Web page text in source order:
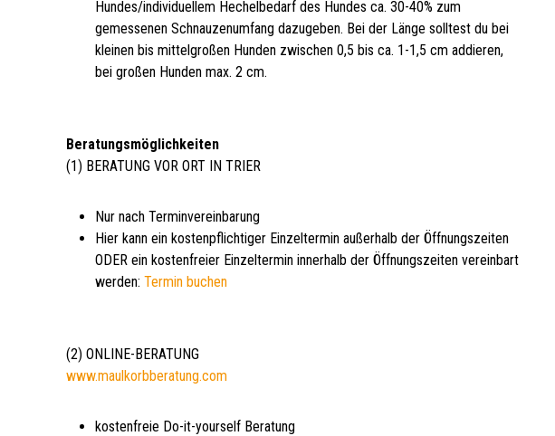
Hundes/individuellem Hechelbedarf des Hundes ca. 30-40% zum
gemessenen Schnauzenumfang dazugeben. Bei der Länge solltest du bei
kleinen bis mittelgroßen Hunden zwischen 0,5 bis ca. 1-1,5 cm addieren,
bei großen Hunden max. 2 cm.
Beratungsmöglichkeiten
(1) BERATUNG VOR ORT IN TRIER
Nur nach Terminvereinbarung
Hier kann ein kostenpflichtiger Einzeltermin außerhalb der Öffnungszeiten
ODER ein kostenfreier Einzeltermin innerhalb der Öffnungszeiten vereinbart
werden: Termin buchen
(2) ONLINE-BERATUNG
www.maulkorbberatung.com
kostenfreie Do-it-yourself Beratung